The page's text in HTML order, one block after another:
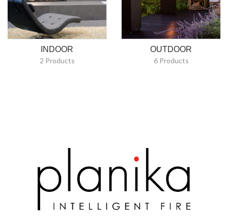
INDOOR
2 Products
OUTDOOR
6 Products